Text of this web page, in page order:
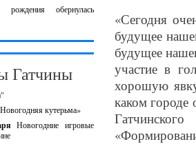
обернулась
Гатчины
кутерьма»
Новогодние игровые
«Сегодня
будущее
будущее
участие в
хорошую
каком городе